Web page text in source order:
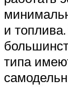
и
типа